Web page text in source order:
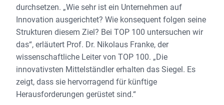
durchsetzen. „Wie sehr ist ein Unternehmen auf
Innovation ausgerichtet? Wie konsequent folgen seine
Strukturen diesem Ziel? Bei TOP 100 untersuchen wir
das“, erläutert Prof. Dr. Nikolaus Franke, der
wissenschaftliche Leiter von TOP 100. „Die
innovativsten Mittelständler erhalten das Siegel. Es
zeigt, dass sie hervorragend für künftige
Herausforderungen gerüstet sind.“